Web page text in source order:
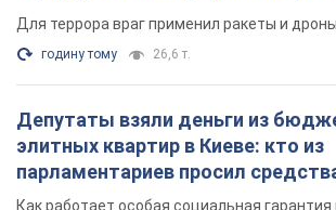
Для террора враг применил ракеты и дроны
годину тому 26,6 т.
Депутаты взяли деньги из
элитных квартир в Киеве: кто из
парламентариев просил
поселился
Как работает особая социальная гарантия